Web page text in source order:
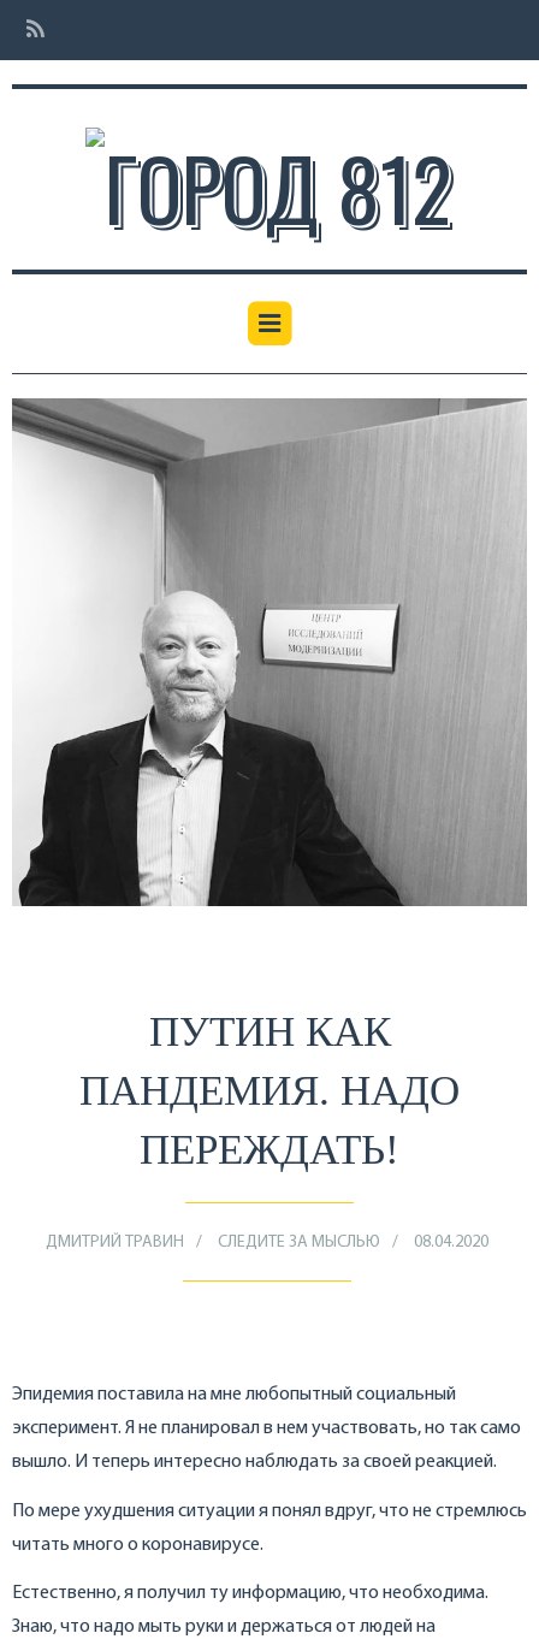
ПУТИН КАК
ПАНДЕМИЯ. НАДО
ПЕРЕЖДАТЬ!
ДМИТРИЙ ТРАВИН СЛЕДИТЕ ЗА МЫСЛЬЮ 08.04.2020
Эпидемия поставила на мне любопытный социальный
эксперимент. Я не планировал в нем участвовать, но так само
вышло. И теперь интересно наблюдать за своей реакцией.
По мере ухудшения ситуации я понял вдруг, что не стремлюсь
читать много о коронавирусе.
Естественно, я получил ту информацию, что необходима.
Знаю, что надо мыть руки и держаться от людей на